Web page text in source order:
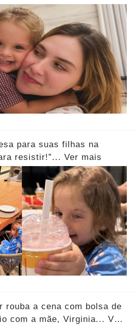
para suas filhas na
resistir!”... Ver mais
rouba a cena com bolsa de
com a mãe, Virginia... Ver